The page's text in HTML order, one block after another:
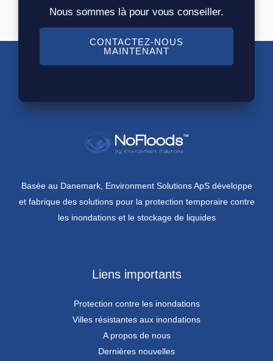
Nous sommes là pour vous conseiller.
CONTACTEZ-NOUS
MAINTENANT
Basée au Danemark, Environment Solutions ApS développe
et fabrique des solutions pour la protection temporaire contre
les inondations et le stockage de liquides
Liens importants
Protection contre les inondations
Villes résistantes aux inondations
A propos de nous
Dernières nouvelles